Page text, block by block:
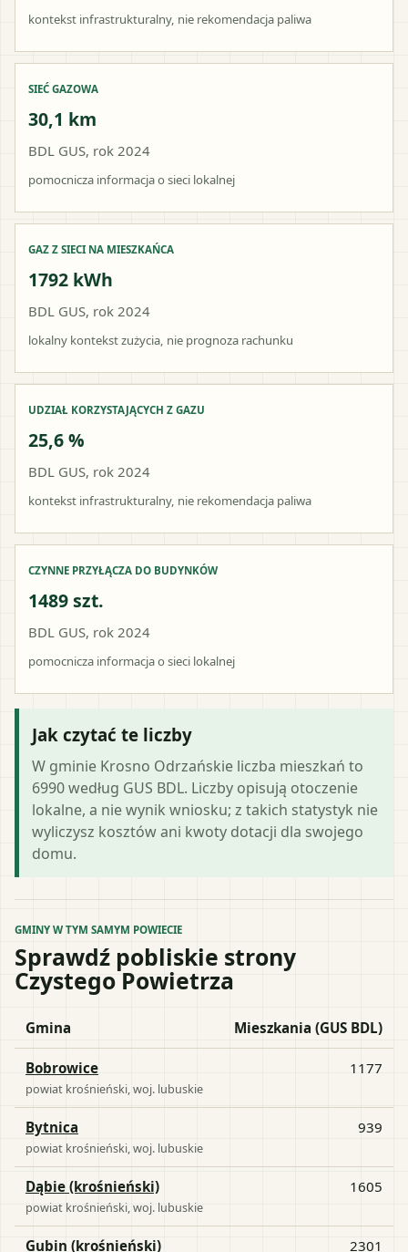
kontekst infrastrukturalny, nie rekomendacja paliwa
SIEĆ GAZOWA
30,1 km
BDL GUS, rok 2024
pomocnicza informacja o sieci lokalnej
GAZ Z SIECI NA MIESZKAŃCA
1792 kWh
BDL GUS, rok 2024
lokalny kontekst zużycia, nie prognoza rachunku
UDZIAŁ KORZYSTAJĄCYCH Z GAZU
25,6 %
BDL GUS, rok 2024
kontekst infrastrukturalny, nie rekomendacja paliwa
CZYNNE PRZYŁĄCZA DO BUDYNKÓW
1489 szt.
BDL GUS, rok 2024
pomocnicza informacja o sieci lokalnej
Jak czytać te liczby
W gminie Krosno Odrzańskie liczba mieszkań to
6990 według GUS BDL. Liczby opisują otoczenie
lokalne, a nie wynik wniosku; z takich statystyk nie
wyliczysz kosztów ani kwoty dotacji dla swojego
domu.
GMINY W TYM SAMYM POWIECIE
Sprawdź pobliskie strony
Czystego Powietrza
Gmina Mieszkania (GUS BDL)
Bobrowice
powiat krośnieński , woj. lubuskie
1177
Bytnica
powiat krośnieński , woj. lubuskie
939
Dąbie (krośnieński)
powiat krośnieński , woj. lubuskie
1605
Gubin (krośnieński) 2301